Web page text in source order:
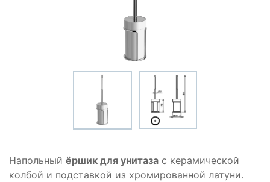
Напольный ёршик для унитаза с керамической
колбой и подставкой из хромированной латуни.